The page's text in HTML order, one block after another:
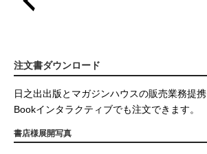
注文書ダウンロード
日之出出版とマガジンハウスの販売業務提携
Bookインタラクティブでも注文できます。
書店様展開写真